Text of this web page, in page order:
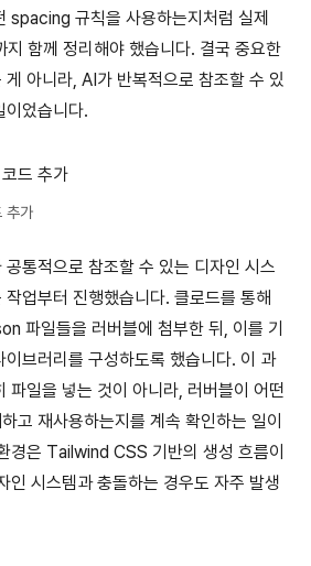
spacing 규칙을 사용하는지처럼 실제
지 함께 정리해야 했습니다. 결국 중요한
게 아니라, AI가 반복적으로 참조할 수 있
이었습니다.
추가
통적으로 참조할 수 있는 디자인 시스
업부터 진행했습니다. 클로드를 통해
파일들을 러버블에 첨부한 뒤, 이를 기
이브러리를 구성하도록 했습니다. 이 과
파일을 넣는 것이 아니라, 러버블이 어떤
고 재사용하는지를 계속 확인하는 일이
경은 Tailwind CSS 기반의 생성 흐름이
인 시스템과 충돌하는 경우도 자주 발생